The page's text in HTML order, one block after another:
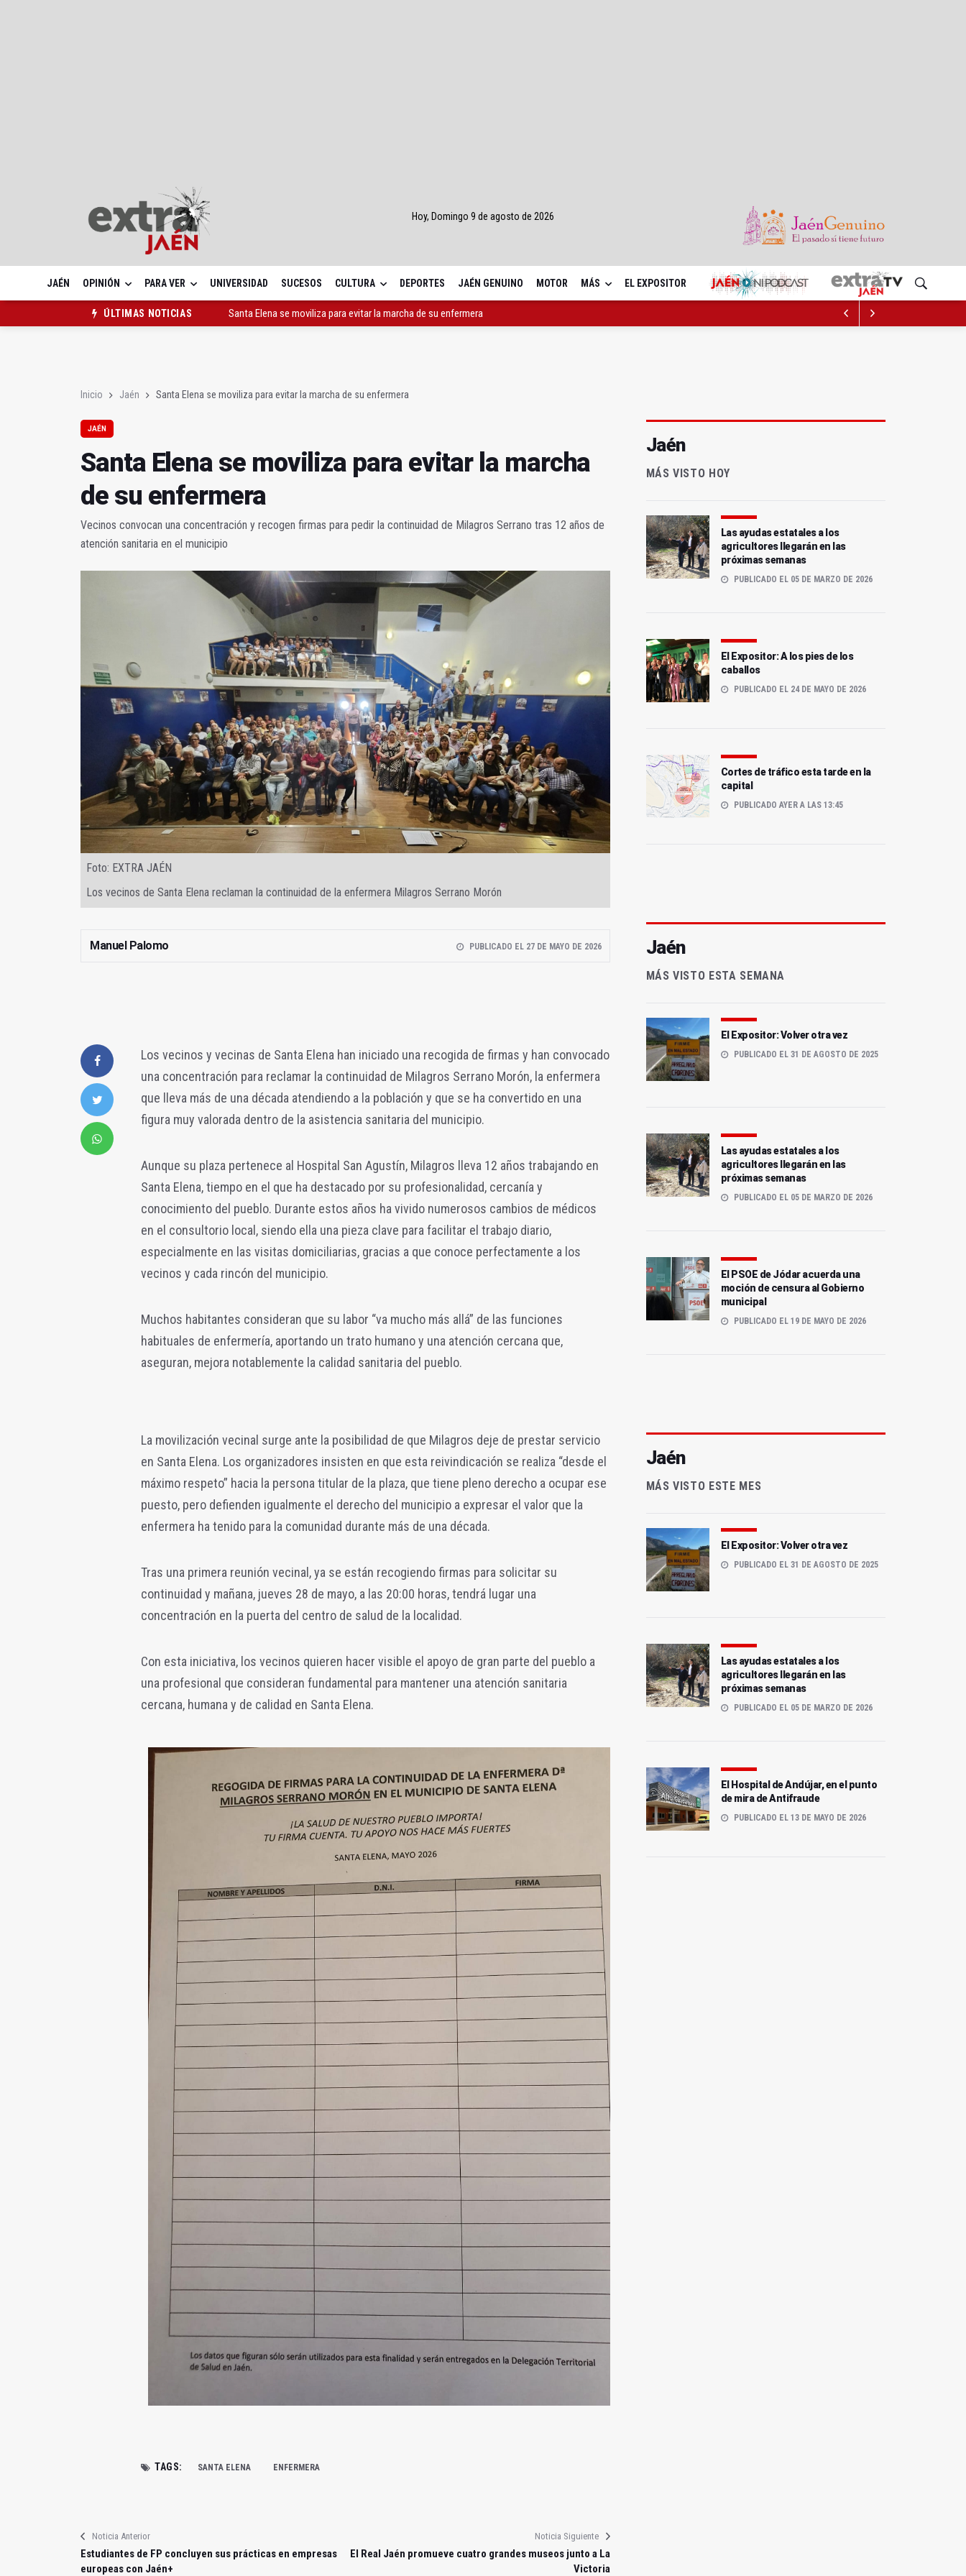
Hoy, Domingo 9 de agosto de 2026
JAÉN OPINIÓN PARA VER UNIVERSIDAD SUCESOS CULTURA DEPORTES JAÉN GENUINO MOTOR MÁS EL EXPOSITOR
ÚLTIMAS NOTICIAS
Santa Elena se moviliza para evitar la marcha de su enfermera
Inicio Jaén Santa Elena se moviliza para evitar la marcha de su enfermera
JAÉN
Santa Elena se moviliza para evitar la marcha
de su enfermera
Vecinos convocan una concentración y recogen firmas para pedir la continuidad de Milagros Serrano tras 12 años de
atención sanitaria en el municipio
Foto: EXTRA JAÉN
Los vecinos de Santa Elena reclaman la continuidad de la enfermera Milagros Serrano Morón
Manuel Palomo PUBLICADO EL 27 DE MAYO DE 2026
Los vecinos y vecinas de Santa Elena han iniciado una recogida de firmas y han convocado
una concentración para reclamar la continuidad de Milagros Serrano Morón, la enfermera
que lleva más de una década atendiendo a la población y que se ha convertido en una
figura muy valorada dentro de la asistencia sanitaria del municipio.
Aunque su plaza pertenece al Hospital San Agustín, Milagros lleva 12 años trabajando en
Santa Elena, tiempo en el que ha destacado por su profesionalidad, cercanía y
conocimiento del pueblo. Durante estos años ha vivido numerosos cambios de médicos
en el consultorio local, siendo ella una pieza clave para facilitar el trabajo diario,
especialmente en las visitas domiciliarias, gracias a que conoce perfectamente a los
vecinos y cada rincón del municipio.
Muchos habitantes consideran que su labor “va mucho más allá” de las funciones
habituales de enfermería, aportando un trato humano y una atención cercana que,
aseguran, mejora notablemente la calidad sanitaria del pueblo.
La movilización vecinal surge ante la posibilidad de que Milagros deje de prestar servicio
en Santa Elena. Los organizadores insisten en que esta reivindicación se realiza “desde el
máximo respeto” hacia la persona titular de la plaza, que tiene pleno derecho a ocupar ese
puesto, pero defienden igualmente el derecho del municipio a expresar el valor que la
enfermera ha tenido para la comunidad durante más de una década.
Tras una primera reunión vecinal, ya se están recogiendo firmas para solicitar su
continuidad y mañana, jueves 28 de mayo, a las 20:00 horas, tendrá lugar una
concentración en la puerta del centro de salud de la localidad.
Con esta iniciativa, los vecinos quieren hacer visible el apoyo de gran parte del pueblo a
una profesional que consideran fundamental para mantener una atención sanitaria
cercana, humana y de calidad en Santa Elena.
TAGS: SANTA ELENA ENFERMERA
Noticia Anterior
Estudiantes de FP concluyen sus prácticas en empresas
europeas con Jaén+
Noticia Siguiente
El Real Jaén promueve cuatro grandes museos junto a La
Victoria
Jaén
MÁS VISTO HOY
Las ayudas estatales a los
agricultores llegarán en las
próximas semanas
PUBLICADO EL 05 DE MARZO DE 2026
El Expositor: A los pies de los
caballos
PUBLICADO EL 24 DE MAYO DE 2026
Cortes de tráfico esta tarde en la
capital
PUBLICADO AYER A LAS 13:45
Jaén
MÁS VISTO ESTA SEMANA
El Expositor: Volver otra vez
PUBLICADO EL 31 DE AGOSTO DE 2025
Las ayudas estatales a los
agricultores llegarán en las
próximas semanas
PUBLICADO EL 05 DE MARZO DE 2026
El PSOE de Jódar acuerda una
moción de censura al Gobierno
municipal
PUBLICADO EL 19 DE MAYO DE 2026
Jaén
MÁS VISTO ESTE MES
El Expositor: Volver otra vez
PUBLICADO EL 31 DE AGOSTO DE 2025
Las ayudas estatales a los
agricultores llegarán en las
próximas semanas
PUBLICADO EL 05 DE MARZO DE 2026
El Hospital de Andújar, en el punto
de mira de Antifraude
PUBLICADO EL 13 DE MAYO DE 2026